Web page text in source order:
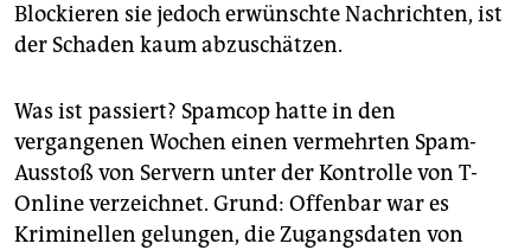
Blockieren sie jedoch erwünschte Nachrichten, ist
der Schaden kaum abzuschätzen.
Was ist passiert? Spamcop hatte in den
vergangenen Wochen einen vermehrten Spam-
Ausstoß von Servern unter der Kontrolle von T-
Online verzeichnet. Grund: Offenbar war es
Kriminellen gelungen, die Zugangsdaten von